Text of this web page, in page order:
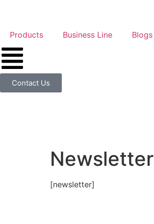
Products Business Line Blogs
Contact Us
Newsletter
[newsletter]